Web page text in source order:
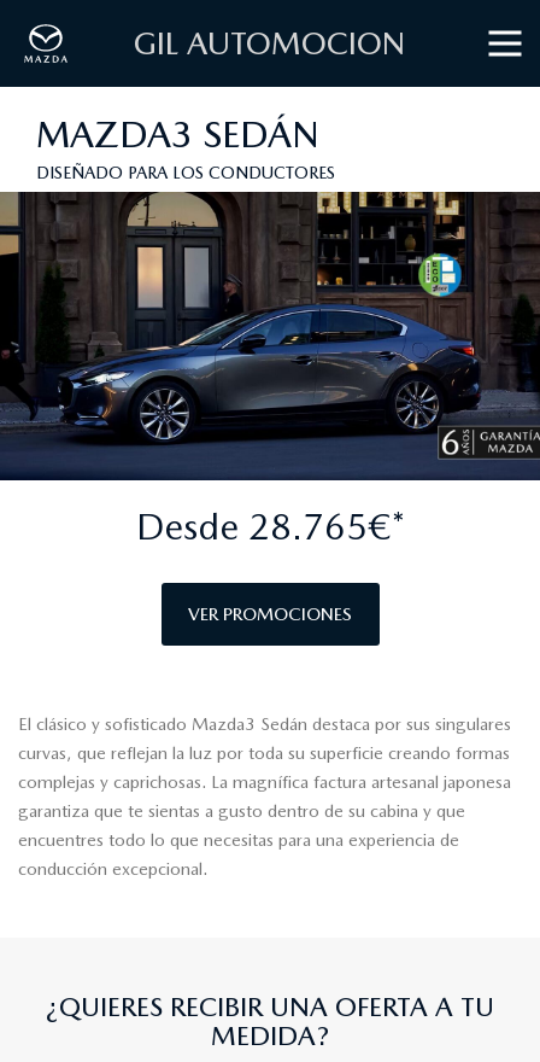
GIL AUTOMOCION
MAZDA3 SEDÁN
DISEÑADO PARA LOS CONDUCTORES
Desde 28.765€*
VER PROMOCIONES
El clásico y sofisticado Mazda3 Sedán destaca por sus singulares
curvas, que reflejan la luz por toda su superficie creando formas
complejas y caprichosas. La magnífica factura artesanal japonesa
garantiza que te sientas a gusto dentro de su cabina y que
encuentres todo lo que necesitas para una experiencia de
conducción excepcional.
¿QUIERES RECIBIR UNA OFERTA A TU
MEDIDA?